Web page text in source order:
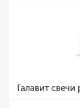
Галавит